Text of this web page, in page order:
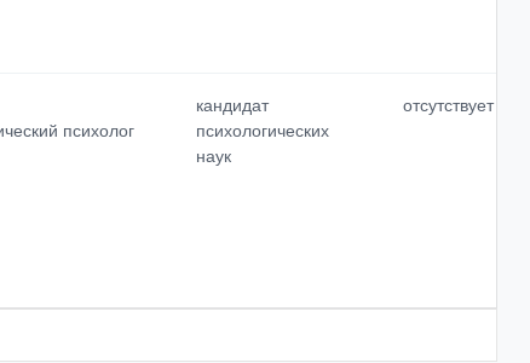
психолог
кандидат
психологических
наук
отсутствует